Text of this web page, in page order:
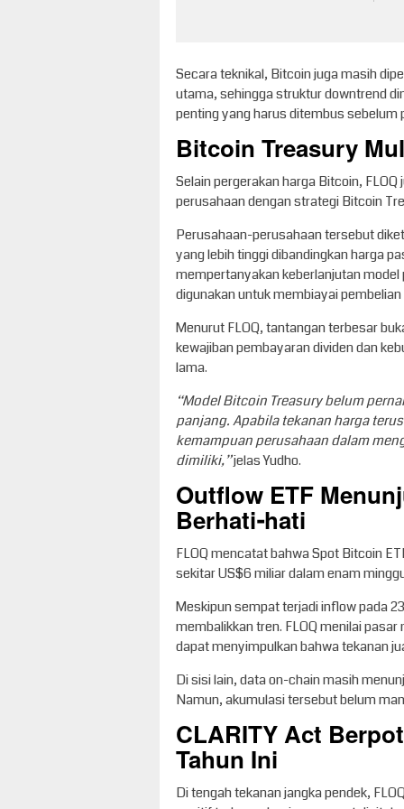
Secara teknikal, Bitcoin juga masih
utama, sehingga struktur downtrend
penting yang harus ditembus
Bitcoin Treasury
Selain pergerakan harga Bitcoin,
perusahaan dengan strategi Bitcoin
Perusahaan-perusahaan tersebut
yang lebih tinggi dibandingkan harga
mempertanyakan keberlanjutan
digunakan untuk membiayai
Menurut FLOQ, tantangan terbesar
kewajiban pembayaran dividen dan
lama.
“Model Bitcoin Treasury belum
panjang. Apabila tekanan harga
kemampuan perusahaan dalam
dimiliki,”jelas Yudho.
Outflow ETF
Berhati-hati
FLOQ mencatat bahwa Spot Bitcoin
sekitar US$6 miliar dalam enam
Meskipun sempat terjadi inflow pada
membalikkan tren. FLOQ menilai
dapat menyimpulkan bahwa tekanan
Di sisi lain, data on-chain masih
Namun, akumulasi tersebut belum
CLARITY Act
Tahun Ini
Di tengah tekanan jangka pendek,